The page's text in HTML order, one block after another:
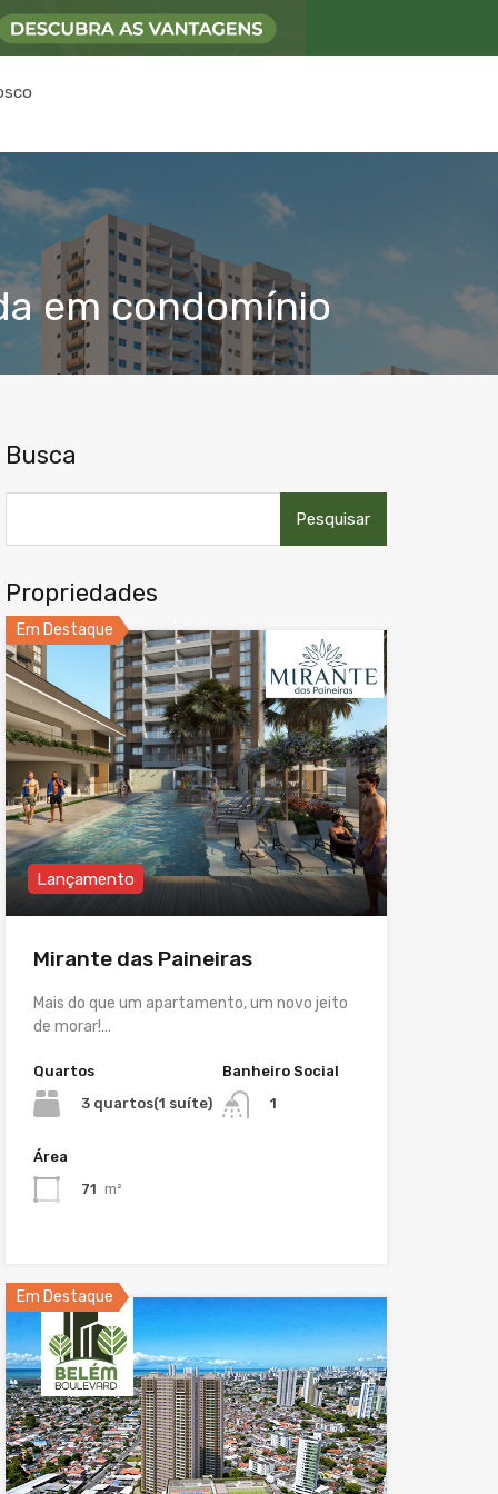
em condomínio
Busca
por:
Propriedades
Em Destaque
Lançamento
Mirante das Paineiras
Mais do que um apartamento, um novo jeito
de morar!…
Quartos
3 quartos(1 suíte)
Banheiro Social
1
Área
71 m²
Em Destaque